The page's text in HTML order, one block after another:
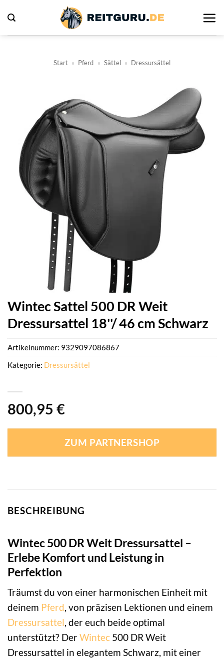
Inhalt
springen
Start » Pferd » Sättel » Dressursättel
Wintec Sattel 500 DR Weit
Dressursattel 18''/ 46 cm Schwarz
800,95 €
ZUM PARTNERSHOP
Artikelnummer: 9329097086867
Kategorie: Dressursättel
BESCHREIBUNG
Wintec 500 DR Weit Dressursattel –
Erlebe Komfort und Leistung in
Perfektion
Träumst du von einer harmonischen Einheit mit
deinem Pferd, von präzisen Lektionen und einem
Dressursattel, der euch beide optimal
unterstützt? DerWintec 500 DR Weit
Dressursattel in elegantem Schwarz, mit einer